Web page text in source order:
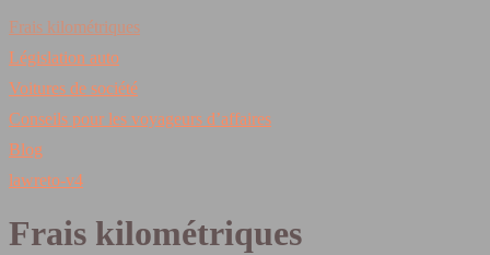
Frais kilométriques
Législation auto
Voitures de société
Conseils pour les voyageurs d’affaires
Blog
lawreto-v4
Frais kilométriques